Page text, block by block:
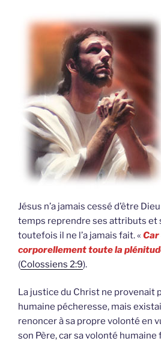
Jésus n’a jamais cessé d’être
temps reprendre ses attributs et
toutefois il ne l’a jamais fait. « Car
corporellement toute la
(Colossiens 2:9).
La justice du Christ ne provenait
humaine pécheresse, mais
renoncer à sa propre volonté en
son Père, car sa volonté humaine